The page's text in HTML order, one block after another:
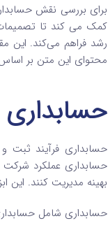
برای بررسی نقش
کمک می کند تا
رشد فراهم می‌کند. این
محتوای این متن بر
حسابداری فرآیند ثبت
حسابداری عملکرد شرکت
بهینه مدیریت کنند. این
حسابداری شامل